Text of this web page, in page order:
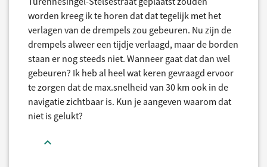
worden kreeg ik te horen dat dat tegelijk met het
verlagen van de drempels zou gebeuren. Nu zijn de
drempels alweer een tijdje verlaagd, maar de borden
staan er nog steeds niet. Wanneer gaat dat dan wel
gebeuren? Ik heb al heel wat keren gevraagd ervoor
te zorgen dat de max.snelheid van 30 km ook in de
navigatie zichtbaar is. Kun je aangeven waarom dat
niet is gelukt?